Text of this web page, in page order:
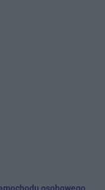
osobowego